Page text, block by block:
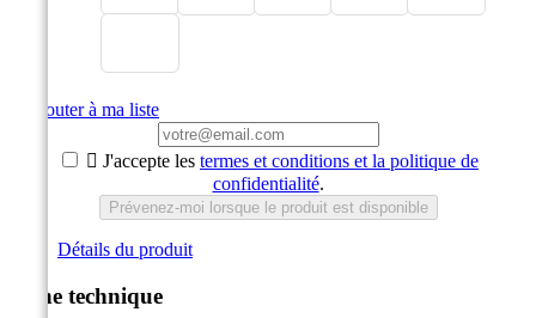
Ajouter à ma liste
 J'accepte les termes et conditions et la politique de
confidentialité.
Prévenez-moi lorsque le produit est disponible
Détails du produit
Fiche technique